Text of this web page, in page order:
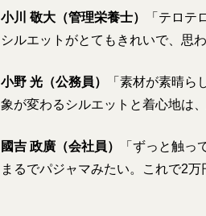
小川 敬大（管理栄養士）
「テロ
シルエットがとてもきれいで、思
小野 光（公務員）
「素材が素晴
象が変わるシルエットと着心地は
國吉 政廣（会社員）
「ずっと触
まるでパジャマみたい。これで2万